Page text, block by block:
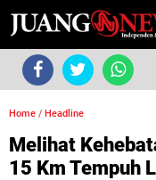
Home / Headline
Melihat
15 Km Tempuh